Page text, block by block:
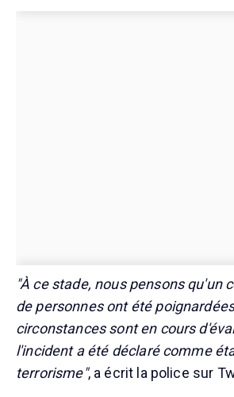
"À ce stade, nous pensons qu'un
de personnes ont été
circonstances sont en cours
l'incident a été déclaré comme
terrorisme", a écrit la police sur